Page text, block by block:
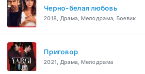
Черно-белая любовь
2018, Драма, Мелодрама, Боевик
Приговор
2021, Драма, Мелодрама